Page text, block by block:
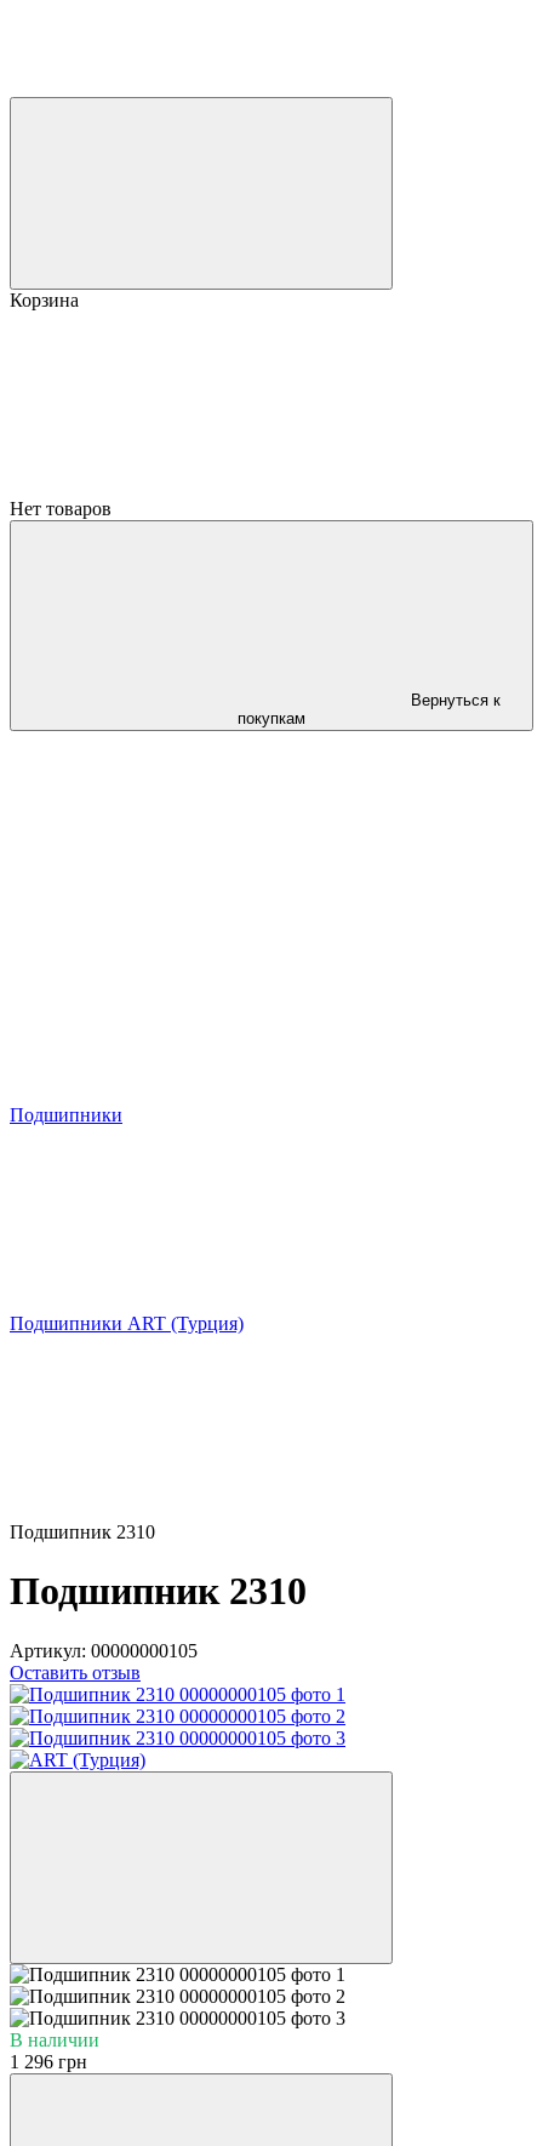
Корзина
Нет товаров
Вернуться к
покупкам
Подшипники
Подшипники ART (Турция)
Подшипник 2310
Подшипник 2310
Артикул: 00000000105
Оставить отзыв
В наличии
1 296 грн